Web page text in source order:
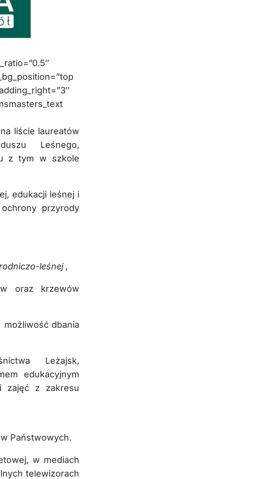
liście laureatów
Leśnego,
z tym w szkole
edukacji leśnej i
przyrody
leśnej ,
oraz krzewów
możliwość dbania
Leżajsk,
edukacyjnym
zajęć z zakresu
Państwowych.
w mediach
telewizorach